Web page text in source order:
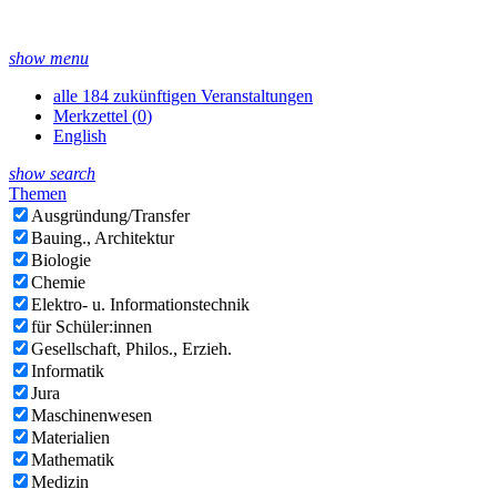
show menu
alle 184 zukünftigen Veranstaltungen
Merkzettel (0)
English
show search
Themen
Ausgründung/Transfer
Bauing., Architektur
Biologie
Chemie
Elektro- u. Informationstechnik
für Schüler:innen
Gesellschaft, Philos., Erzieh.
Informatik
Jura
Maschinenwesen
Materialien
Mathematik
Medizin